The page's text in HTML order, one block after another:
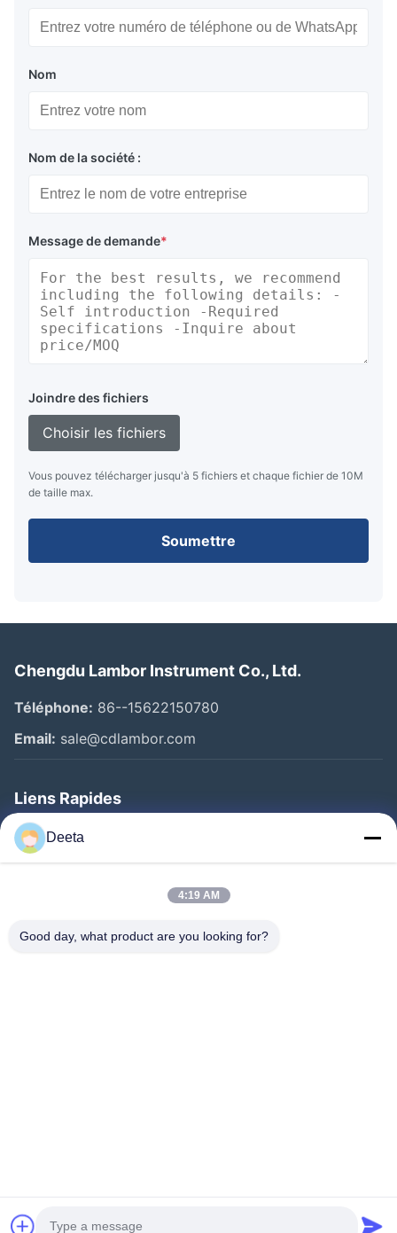
Nom
Nom de la société :
Message de demande*
Joindre des fichiers
Choisir les fichiers
Vous pouvez télécharger jusqu'à 5 fichiers et chaque fichier de 10M
de taille max.
Soumettre
Chengdu Lambor Instrument Co., Ltd.
Téléphone: 86--15622150780
Email: sale@cdlambor.com
Liens Rapides
Aperçu
Produits
Visite D'usine
©2026- Chengdu Lambor Instrument Co., Ltd.. . Tous droits réservés.
Deeta
4:19 AM
Good day, what product are you looking for?